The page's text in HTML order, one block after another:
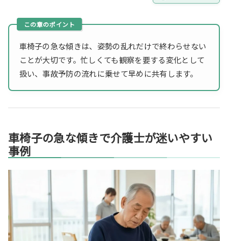
車椅子の急な傾きは、姿勢の乱れだけで終わらせない
ことが大切です。忙しくても観察を要する変化として
扱い、事故予防の流れに乗せて早めに共有します。
車椅子の急な傾きで介護士が迷いやすい
事例